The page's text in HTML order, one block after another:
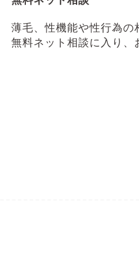
薄毛、性機能や性行為の
無料ネット相談に入り、